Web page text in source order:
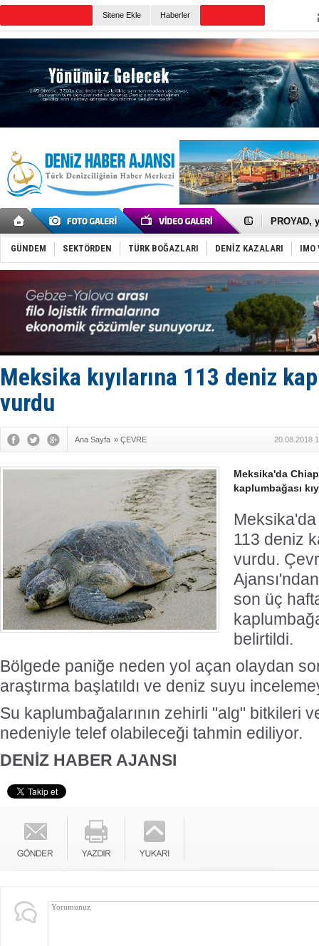
Sitene Ekle Haberler
İTU AUV,
PROYAD,
Türkiye-
Türk
Deniz
DÖDER,
Fairline,
Baltık
Runit
Limana
Türk
Hüseyin
Med
GÜNDEM SEKTÖRDEN TÜRK BOĞAZLARI DENİZ KAZALARI IMO
Meksika kıyılarına 113 deniz
vurdu
Ana Sayfa » ÇEVRE 20.08.2018
Meksika'da
kaplumbağası
113 deniz
vurdu.
son üç
belirtildi.
Bölgede paniğe neden yol açan olaydan
araştırma başlatıldı ve deniz suyu
Su kaplumbağalarının zehirli "alg" bitkileri
nedeniyle telef olabileceği tahmin ediliyor.
DENİZ HABER AJANSI